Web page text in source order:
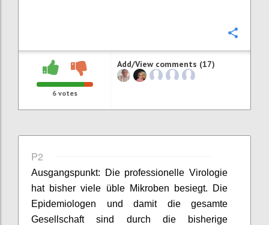
6 votes
Add/View comments (17)
P2
Ausgangspunkt:
Die professionelle Virologie
hat bisher viele üble Mikroben besiegt.
Die
Epidemiologen und damit die gesamte
Gesellschaft sind durch die bisherige